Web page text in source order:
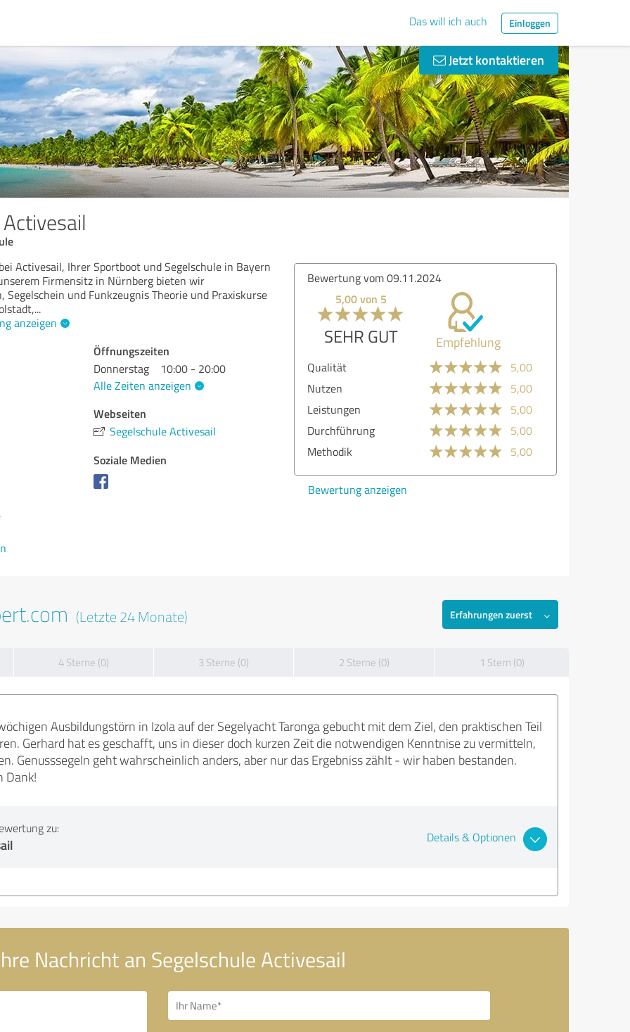
Das will ich auch Einloggen
Jetzt kontaktieren
Activesail, Ihrer Sportboot und Segelschule in Bayern
Firmensitz in Nürnberg bieten wir
Segelschein und Funkzeugnis Theorie und Praxiskurse
...
anzeigen
Öffnungszeiten
Donnerstag
10:00 - 20:00
Alle Zeiten anzeigen
Webseiten
Segelschule Activesail
Soziale Medien
Bewertung vom 09.11.2024
5,00 von 5
SEHR GUT Empfehlung
Qualität
5,00
Nutzen
5,00
Leistungen
5,00
Durchführung
5,00
Methodik
5,00
Bewertung anzeigen
(Letzte 24 Monate) Erfahrungen zuerst
4 Sterne (0) 3 Sterne (0) 2 Sterne (0) 1 Stern (0)
Ausbildungstörn in Izola auf der Segelyacht Taronga gebucht mit dem Ziel, den praktischen Teil
Gerhard hat es geschafft, uns in dieser doch kurzen Zeit die notwendigen Kenntnise zu vermitteln,
Genusssegeln geht wahrscheinlich anders, aber nur das Ergebniss zählt - wir haben bestanden.
Dank!
zu:
Details & Optionen
Nachricht an Segelschule Activesail